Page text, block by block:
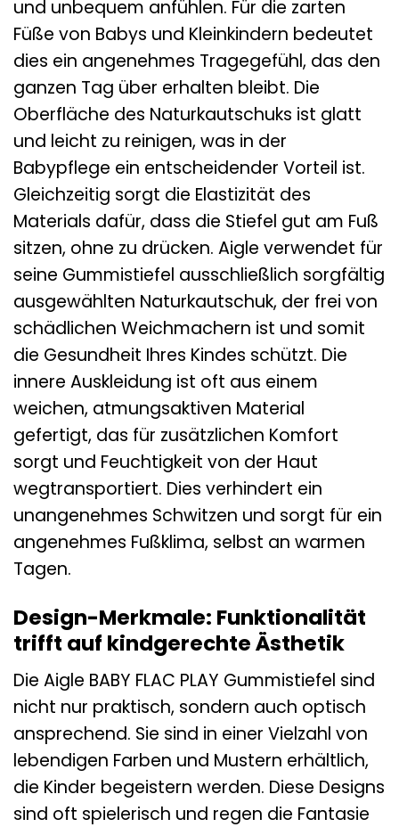
und unbequem anfühlen. Für die zarten
Füße von Babys und Kleinkindern bedeutet
dies ein angenehmes Tragegefühl, das den
ganzen Tag über erhalten bleibt. Die
Oberfläche des Naturkautschuks ist glatt
und leicht zu reinigen, was in der
Babypflege ein entscheidender Vorteil ist.
Gleichzeitig sorgt die Elastizität des
Materials dafür, dass die Stiefel gut am Fuß
sitzen, ohne zu drücken. Aigle verwendet für
seine Gummistiefel ausschließlich sorgfältig
ausgewählten Naturkautschuk, der frei von
schädlichen Weichmachern ist und somit
die Gesundheit Ihres Kindes schützt. Die
innere Auskleidung ist oft aus einem
weichen, atmungsaktiven Material
gefertigt, das für zusätzlichen Komfort
sorgt und Feuchtigkeit von der Haut
wegtransportiert. Dies verhindert ein
unangenehmes Schwitzen und sorgt für ein
angenehmes Fußklima, selbst an warmen
Tagen.
Design-Merkmale: Funktionalität
trifft auf kindgerechte Ästhetik
Die Aigle BABY FLAC PLAY Gummistiefel sind
nicht nur praktisch, sondern auch optisch
ansprechend. Sie sind in einer Vielzahl von
lebendigen Farben und Mustern erhältlich,
die Kinder begeistern werden. Diese Designs
sind oft spielerisch und regen die Fantasie